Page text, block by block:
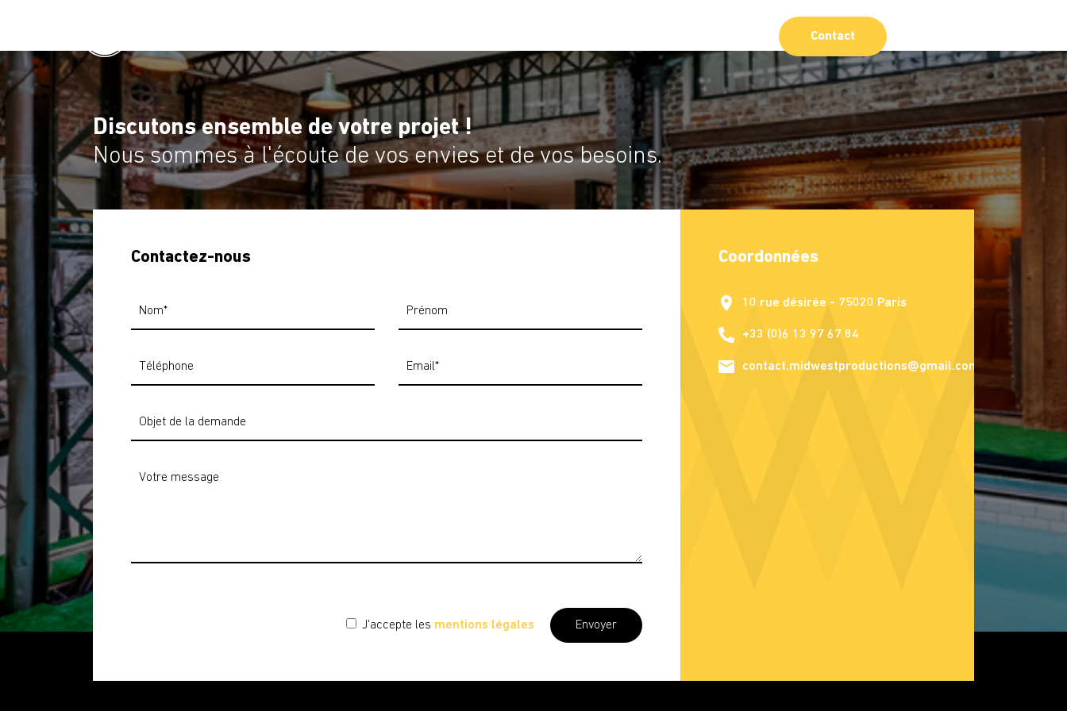
Contact
Discutons ensemble de votre projet !
Nous sommes à l'écoute de vos envies et de vos besoins.
Contactez-nous
J'accepte les mentions légales
Coordonnées
10 rue désirée - 75020 Paris
+33 (0)6 13 97 67 84
contact.midwestproductions@gmail.com